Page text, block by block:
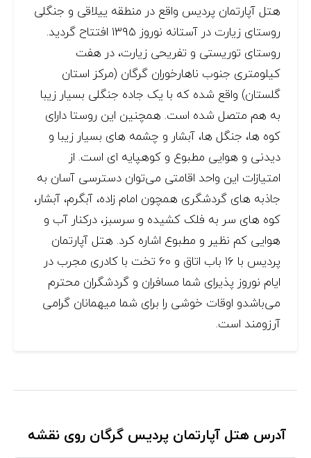
هتل آپارتمان پردیس واقع در منطقه ییلاقی و جنگلی
روستای زیارت در آستانه نوروز ۱۳۹۵ افتتاح گردید.
روستای توریستی و تفریحی زیارت، در هفت
کیلومتری جنوب ناهارخوران گرگان (مرکز استان
گلستان) واقع شده که با یک جاده جنگلی بسیار زیبا
به هم متصل شده است. همچنین این روستا دارای
کوه ها، جنگل ها، آبشار و چشمه های بسیار زیبا و
دیدنی و هوایی مطبوع و کوهپایه ای است. از
امتیازات این واحد اقامتی می‌توان دسترسی آسان به
جاذبه های گردشگری همچون امام زاده، آبگرم، آبشار،
کوه های سر به فلک کشیده و سرسبز، درکنار آب و
هوایی کم نظیر و مطبوع اشاره کرد. هتل آپارتمان
پردیس با ۱۶ باب اتاق و ۶۰ تخت با کادری مجرب در
ایام نوروز پذیرای شما مسافران و گردشگران محترم
می‌باشدو اوقات خوشی را برای شما میهمانان گرامی
آرزومند است.
آدرس هتل آپارتمان پردیس گرگان روی نقشه